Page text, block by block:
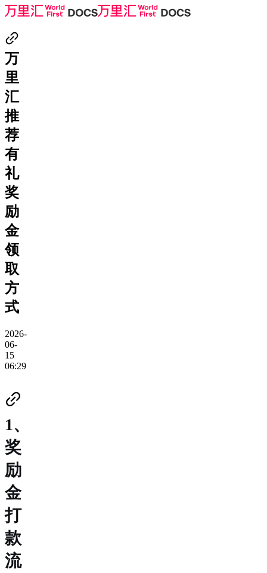
万
里
汇
推
荐
有
礼
奖
励
金
领
取
方
式
2026-
06-
15
06:29
1、
奖
励
金
打
款
流